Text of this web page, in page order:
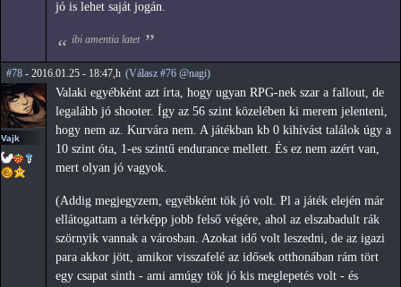
jó is lehet saját jogán.
ibi amentia latet
#78 - 2016.01.25 - 18:47,h (Válasz #76 @nagi)
Vajk
Valaki egyébként azt írta, hogy ugyan RPG-nek szar a fallout, de
legalább jó shooter. Így az 56 szint közelében ki merem jelenteni,
hogy nem az. Kurvára nem. A játékban kb 0 kihívást találok úgy a
10 szint óta, 1-es szintű endurance mellett. És ez nem azért van,
mert olyan jó vagyok.
(Addig megjegyzem, egyébként tök jó volt. Pl a játék elején már
ellátogattam a térképp jobb felső végére, ahol az elszabadult rák
szörnyik vannak a városban. Azokat idő volt leszedni, de az igazi
para akkor jött, amikor visszafelé az idősek otthonában rám tört
egy csapat sinth - ami amúgy tök jó kis meglepetés volt - és